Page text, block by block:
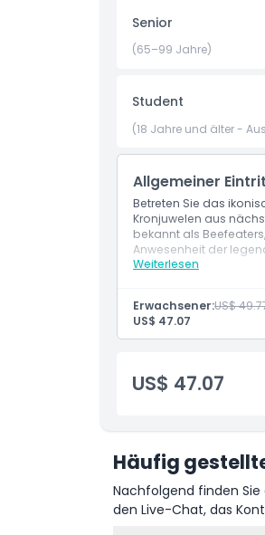
Dinge, die Sie wissen
Wie man dorthin
Senior
(65–99 Jahre)
Student
(18 Jahre und älter -
Allgemeiner
Betreten Sie das
Kronjuwelen aus
bekannt als
Anwesenheit der
Weiterlesen
Leistungen
Zugang zur
Erwachsener:US$
US$ 47.07
US$ 47.07
Häufig
Nachfolgend finden
den Live-Chat, das